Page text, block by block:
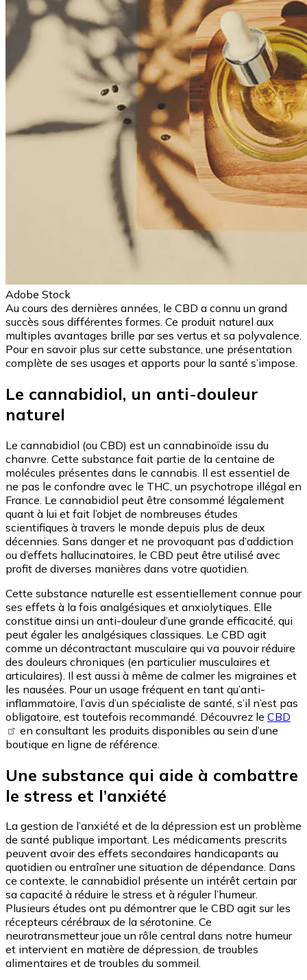
Adobe Stock
Au cours des dernières années, le CBD a connu un grand
succès sous différentes formes. Ce produit naturel aux
multiples avantages brille par ses vertus et sa polyvalence.
Pour en savoir plus sur cette substance, une présentation
complète de ses usages et apports pour la santé s’impose.
Le cannabidiol, un anti-douleur
naturel
Le cannabidiol (ou CBD) est un cannabinoïde issu du
chanvre. Cette substance fait partie de la centaine de
molécules présentes dans le cannabis. Il est essentiel de
ne pas le confondre avec le THC, un psychotrope illégal en
France. Le cannabidiol peut être consommé légalement
quant à lui et fait l’objet de nombreuses études
scientifiques à travers le monde depuis plus de deux
décennies. Sans danger et ne provoquant pas d’addiction
ou d’effets hallucinatoires, le CBD peut être utilisé avec
profit de diverses manières dans votre quotidien.
Cette substance naturelle est essentiellement connue pour
ses effets à la fois analgésiques et anxiolytiques. Elle
constitue ainsi un anti-douleur d’une grande efficacité, qui
peut égaler les analgésiques classiques. Le CBD agit
comme un décontractant musculaire qui va pouvoir réduire
des douleurs chroniques (en particulier musculaires et
articulaires). Il est aussi à même de calmer les migraines et
les nausées. Pour un usage fréquent en tant qu’anti-
inflammatoire, l’avis d’un spécialiste de santé, s’il n’est pas
obligatoire, est toutefois recommandé. Découvrez le CBD
en consultant les produits disponibles au sein d’une
boutique en ligne de référence.
Une substance qui aide à combattre
le stress et l’anxiété
La gestion de l’anxiété et de la dépression est un problème
de santé publique important. Les médicaments prescrits
peuvent avoir des effets secondaires handicapants au
quotidien ou entraîner une situation de dépendance. Dans
ce contexte, le cannabidiol présente un intérêt certain par
sa capacité à réduire le stress et à réguler l’humeur.
Plusieurs études ont pu démontrer que le CBD agit sur les
récepteurs cérébraux de la sérotonine. Ce
neurotransmetteur joue un rôle central dans notre humeur
et intervient en matière de dépression, de troubles
alimentaires et de troubles du sommeil.